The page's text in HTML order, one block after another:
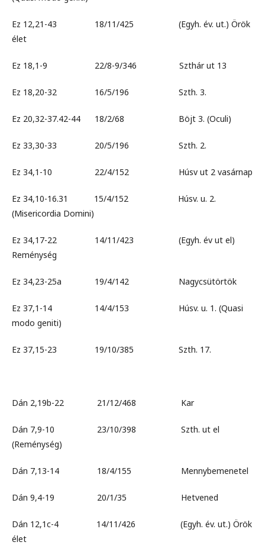
Ez 12,21-43 18/11/425 (Egyh. év. ut.) Örök
élet
Ez 18,1-9 22/8-9/346 Szthár ut 13
Ez 18,20-32 16/5/196 Szth. 3.
Ez 20,32-37.42-44 18/2/68 Böjt 3. (Oculi)
Ez 33,30-33 20/5/196 Szth. 2.
Ez 34,1-10 22/4/152 Húsv ut 2 vasárnap
Ez 34,10-16.31 15/4/152 Húsv. u. 2.
(Misericordia Domini)
Ez 34,17-22 14/11/423 (Egyh. év ut el)
Reménység
Ez 34,23-25a 19/4/142 Nagycsütörtök
Ez 37,1-14 14/4/153 Húsv. u. 1. (Quasi
modo geniti)
Ez 37,15-23 19/10/385 Szth. 17.
Dán 2,19b-22 21/12/468 Kar
Dán 7,9-10 23/10/398 Szth. ut el
(Reménység)
Dán 7,13-14 18/4/155 Mennybemenetel
Dán 9,4-19 20/1/35 Hetvened
Dán 12,1c-4 14/11/426 (Egyh. év. ut.) Örök
élet